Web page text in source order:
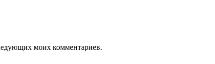
моих комментариев.